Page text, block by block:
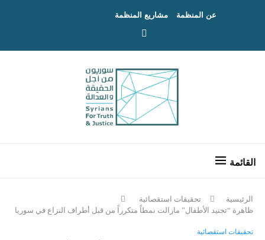
عن المنظمة مشاريع المنظمة
الرئيسية
تحقيقات استقصائية
ظاهرة “تجنيد الأطفال” مازالت نمطاً متكرراً من قبل أطراف النزاع في سوريا
تحقيقات استقصائية